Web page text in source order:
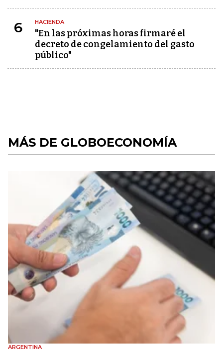
6 HACIENDA
"En las próximas horas firmaré el
decreto de congelamiento del gasto
público"
MÁS DE GLOBOECONOMÍA
ARGENTINA